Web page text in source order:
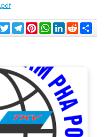
TwitterTelegramPinterestWhatsApp
LinkedIn
Reddit